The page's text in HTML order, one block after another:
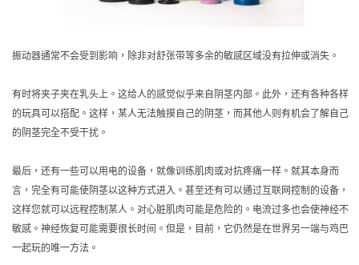
振动器通常不会受到影响，除非对舒张带等多余的敏感区域没有拉伸或消失。
有时将夹子夹在乳头上。这给人的感觉似乎来自阴茎内部。此外，还有各种各样
的玩具可以搭配。这样，某人无法触摸自己的阴茎，而其他人则有机会了解自己
的阴茎完全不受干扰。
最后，还有一些可以用电的设备，就像训练肌肉或对抗疼痛一样。就其本身而
言，完全有可能使阴茎以这种方式进入。甚至还有可以通过互联网控制的设备，
这样您就可以远程控制某人。对心脏肌肉可能是危险的。电流过多也会使神经不
敏感。神经恢复可能需要很长时间。但是，目前，它仍然是在世界另一端与鸡巴
一起玩的唯一方法。